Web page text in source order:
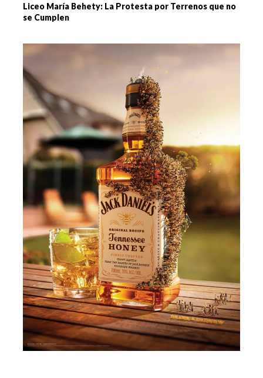
Liceo María Behety: La Protesta por Terrenos que no
se Cumplen